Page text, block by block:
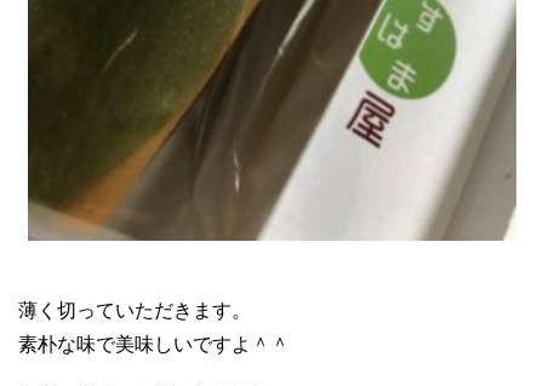
薄く切っていただきます。
素朴な味で美味しいですよ＾＾